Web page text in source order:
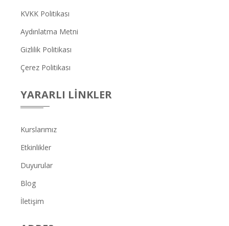
KVKK Politikası
Aydınlatma Metni
Gizlilik Politikası
Çerez Politikası
YARARLI LINKLER
Kurslarımız
Etkinlikler
Duyurular
Blog
İletişim